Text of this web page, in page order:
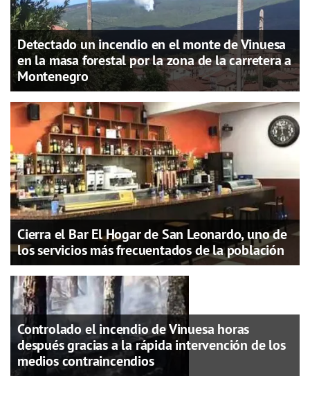
Detectado un incendio en el monte de Vinuesa
en la masa forestal por la zona de la carretera a
Montenegro
Cierra el Bar El Hogar de San Leonardo, uno de
los servicios más frecuentados de la población
Controlado el incendio de Vinuesa horas
después gracias a la rápida intervención de los
medios contraincendios